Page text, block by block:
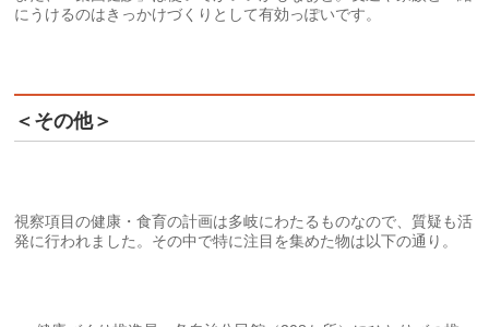
にうけるのはきっかけづくりとして有効っぽいです。
＜その他＞
視察項目の健康・食育の計画は多岐にわたるものなので、質疑も活
発に行われました。その中で特に注目を集めた物は以下の通り。